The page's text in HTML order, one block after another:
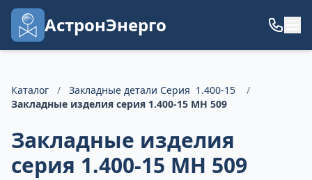
АстронЭнерго
Каталог / Закладные детали Серия 1.400-15
/
Закладные изделия серия 1.400-15 МН 509
Закладные изделия
серия 1.400-15 МН 509